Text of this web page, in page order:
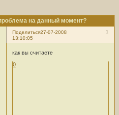
на данный момент?
Поделиться 1
27-07-2008
13:10:05
как вы считаете
0